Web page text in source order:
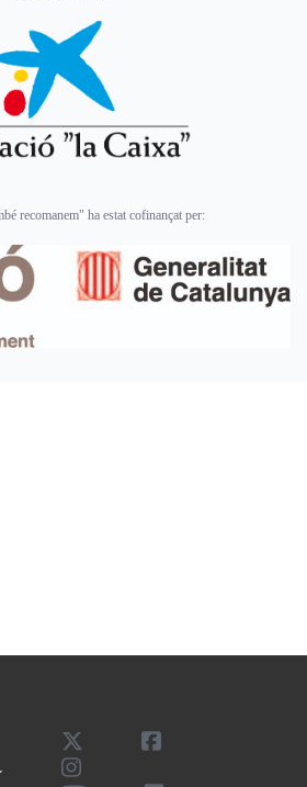
recomanem" ha estat cofinançat per: